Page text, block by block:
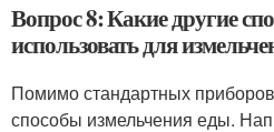
Вопрос 8: Какие другие
использовать для
Помимо стандартных
способы измельчения еды.